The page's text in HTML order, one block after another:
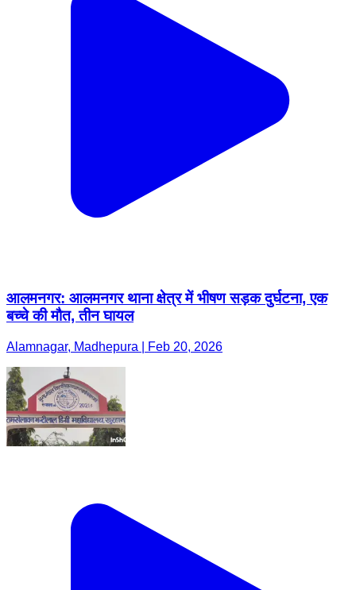
आलमनगर: आलमनगर थाना क्षेत्र में भीषण सड़क दुर्घटना, एक
बच्चे की मौत, तीन घायल
Alamnagar, Madhepura | Feb 20, 2026